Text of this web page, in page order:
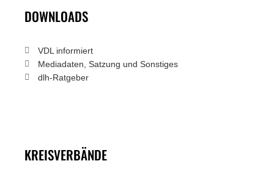
DOWNLOADS
VDL informiert
Mediadaten, Satzung und Sonstiges
dlh-Ratgeber
KREISVERBÄNDE